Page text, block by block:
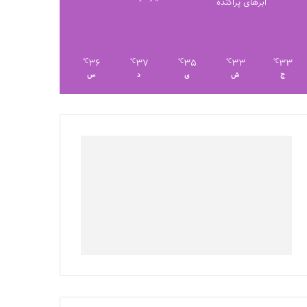
ابرهای پراکنده
33
℃
ج
33
℃
ش
35
℃
ی
37
℃
د
36
℃
س